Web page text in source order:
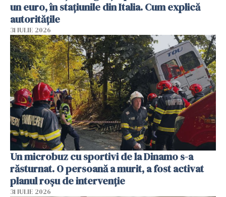
un euro, în stațiunile din Italia. Cum explică
autoritățile
31 IULIE 2026
Un microbuz cu sportivi de la Dinamo s-a
răsturnat. O persoană a murit, a fost activat
planul roșu de intervenție
31 IULIE 2026